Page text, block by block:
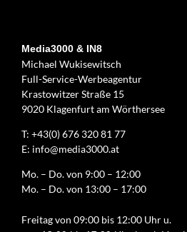
Media3000 & IN8
Michael Wukisewitsch
Full-Service-Werbeagentur
Krastowitzer Straße 15
9020 Klagenfurt am Wörthersee
T: +43(0) 676 320 81 77
E: info@media3000.at
Mo. – Do. von 9:00 – 12:00
Mo. – Do. von 13:00 – 17:00
Freitag von 09:00 bis 12:00 Uhr u.